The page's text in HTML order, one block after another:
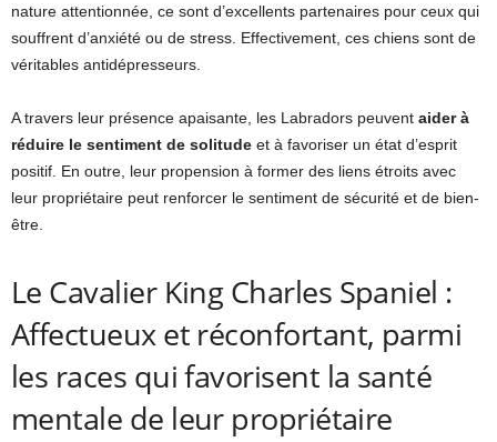
nature attentionnée, ce sont d’excellents partenaires pour ceux qui
souffrent d’anxiété ou de stress. Effectivement, ces chiens sont de
véritables antidépresseurs.
A travers leur présence apaisante, les Labradors peuvent aider à
réduire le sentiment de solitude et à favoriser un état d’esprit
positif. En outre, leur propension à former des liens étroits avec
leur propriétaire peut renforcer le sentiment de sécurité et de bien-
être.
Le Cavalier King Charles Spaniel :
Affectueux et réconfortant, parmi
les races qui favorisent la santé
mentale de leur propriétaire